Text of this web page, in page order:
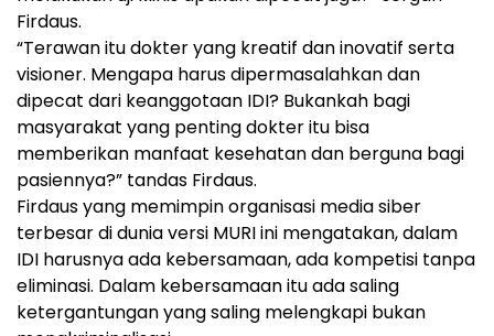
Firdaus.
“Terawan itu dokter yang kreatif dan inovatif serta
visioner. Mengapa harus dipermasalahkan dan
dipecat dari keanggotaan IDI? Bukankah bagi
masyarakat yang penting dokter itu bisa
memberikan manfaat kesehatan dan berguna bagi
pasiennya?” tandas Firdaus.
Firdaus yang memimpin organisasi media siber
terbesar di dunia versi MURI ini mengatakan, dalam
IDI harusnya ada kebersamaan, ada kompetisi tanpa
eliminasi. Dalam kebersamaan itu ada saling
ketergantungan yang saling melengkapi bukan